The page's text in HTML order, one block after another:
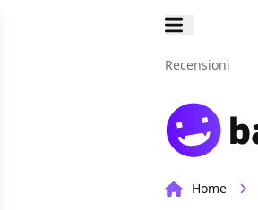
Recensioni
Home